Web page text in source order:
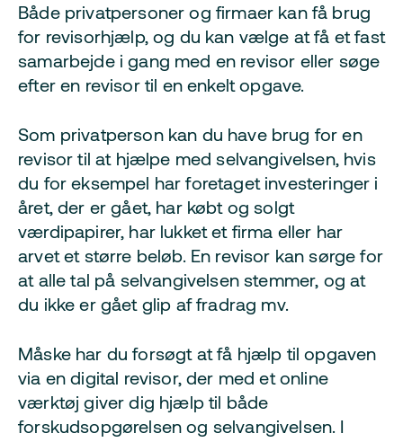
Både privatpersoner og firmaer kan få brug
for revisorhjælp, og du kan vælge at få et fast
samarbejde i gang med en revisor eller søge
efter en revisor til en enkelt opgave.
Som privatperson kan du have brug for en
revisor til at hjælpe med selvangivelsen, hvis
du for eksempel har foretaget investeringer i
året, der er gået, har købt og solgt
værdipapirer, har lukket et firma eller har
arvet et større beløb. En revisor kan sørge for
at alle tal på selvangivelsen stemmer, og at
du ikke er gået glip af fradrag mv.
Måske har du forsøgt at få hjælp til opgaven
via en digital revisor, der med et online
værktøj giver dig hjælp til både
forskudsopgørelsen og selvangivelsen. I